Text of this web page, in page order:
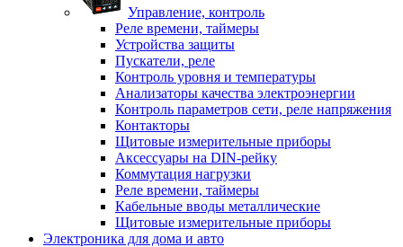
Управление, контроль
Реле времени, таймеры
Устройства защиты
Пускатели, реле
Контроль уровня и температуры
Анализаторы качества электроэнергии
Контроль параметров сети, реле напряжения
Контакторы
Щитовые измерительные приборы
Аксессуары на DIN-рейку
Коммутация нагрузки
Реле времени, таймеры
Кабельные вводы металлические
Щитовые измерительные приборы
Электроника для дома и авто